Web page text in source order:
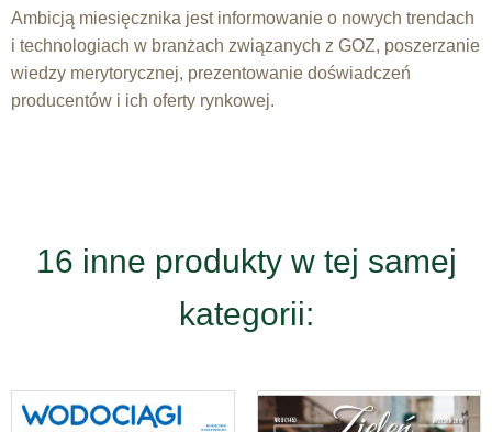
Ambicją miesięcznika jest informowanie o nowych trendach
i technologiach w branżach związanych z GOZ, poszerzanie
wiedzy merytorycznej, prezentowanie doświadczeń
producentów i ich oferty rynkowej.
16 inne produkty w tej samej
kategorii: